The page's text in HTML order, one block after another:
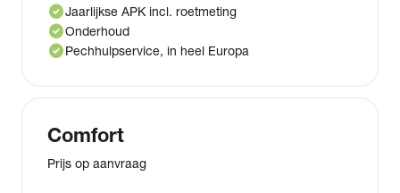
check_circleJaarlijkse APK incl. roetmeting
check_circleOnderhoud
check_circlePechhulpservice, in heel Europa
Comfort
Prijs op aanvraag